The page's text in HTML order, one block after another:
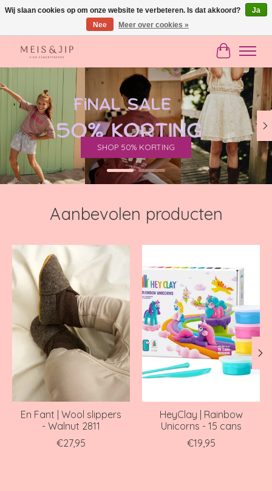
Gratis verzending in NL vanaf €150
Hero slideshow items
SHOP 50% KORTING
Aanbevolen producten
Items van productcarrousel
En Fant | Wool slippers
- Walnut 2811
€27,95
HeyClay | Rainbow
Unicorns - 15 cans
€19,95
Wij slaan cookies op om onze website te verbeteren. Is dat akkoord?
Ja
Nee
Meer over cookies »